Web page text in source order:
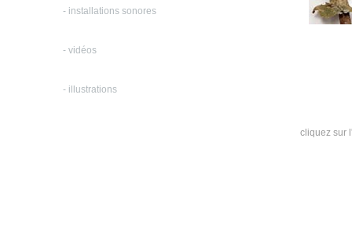
- installations sonores
- vidéos
- illustrations
cliquez sur